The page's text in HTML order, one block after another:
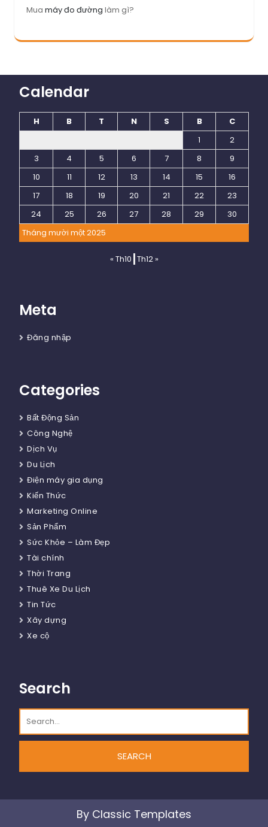
Mua máy đo đường làm gì?
Calendar
Tháng mười một 2025
H B T N S B
C
1
2
3
4 5 6 7 8
9
10
11 12 13 14 15
16
17
18 19 20 21 22
23
24
25 26 27 28 29 30
« Th10 Th12 »
Meta
Đăng nhập
Categories
Bất Động Sản
Công Nghệ
Dịch Vụ
Du Lịch
Điện máy gia dụng
Kiến Thức
Marketing Online
Sản Phẩm
Sức Khỏe – Làm Đẹp
Tài chính
Thời Trang
Thuê Xe Du Lịch
Tin Tức
Xây dựng
Xe cộ
Search
By Classic Templates